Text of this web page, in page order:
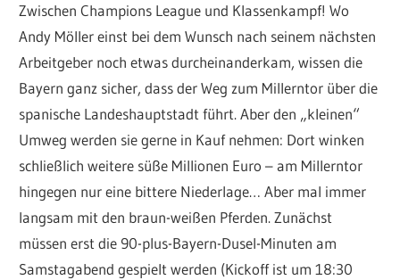
Zwischen Champions League und Klassenkampf! Wo
Andy Möller einst bei dem Wunsch nach seinem nächsten
Arbeitgeber noch etwas durcheinanderkam, wissen die
Bayern ganz sicher, dass der Weg zum Millerntor über die
spanische Landeshauptstadt führt. Aber den „kleinen“
Umweg werden sie gerne in Kauf nehmen: Dort winken
schließlich weitere süße Millionen Euro – am Millerntor
hingegen nur eine bittere Niederlage… Aber mal immer
langsam mit den braun-weißen Pferden. Zunächst
müssen erst die 90-plus-Bayern-Dusel-Minuten am
Samstagabend gespielt werden (Kickoff ist um 18:30